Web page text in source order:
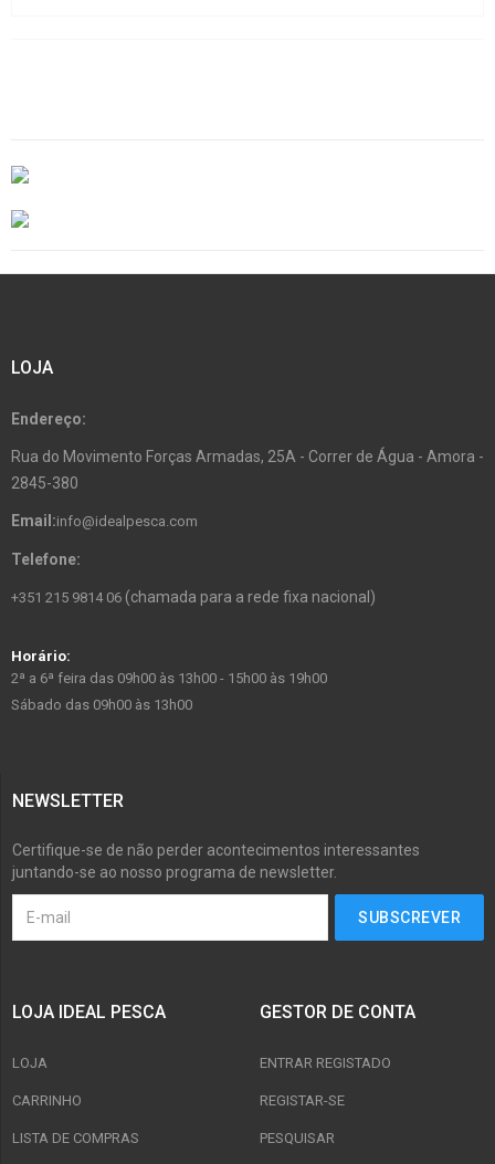
LOJA
Endereço:
Rua do Movimento Forças Armadas, 25A - Correr de Água - Amora -
2845-380
Email:info@idealpesca.com
Telefone:
+351 215 9814 06 (chamada para a rede fixa nacional)
Horário:
2ª a 6ª feira das 09h00 às 13h00 - 15h00 às 19h00
Sábado das 09h00 às 13h00
NEWSLETTER
Certifique-se de não perder acontecimentos interessantes
juntando-se ao nosso programa de newsletter.
LOJA IDEAL PESCA
LOJA
CARRINHO
LISTA DE COMPRAS
GESTOR DE CONTA
ENTRAR REGISTADO
REGISTAR-SE
PESQUISAR